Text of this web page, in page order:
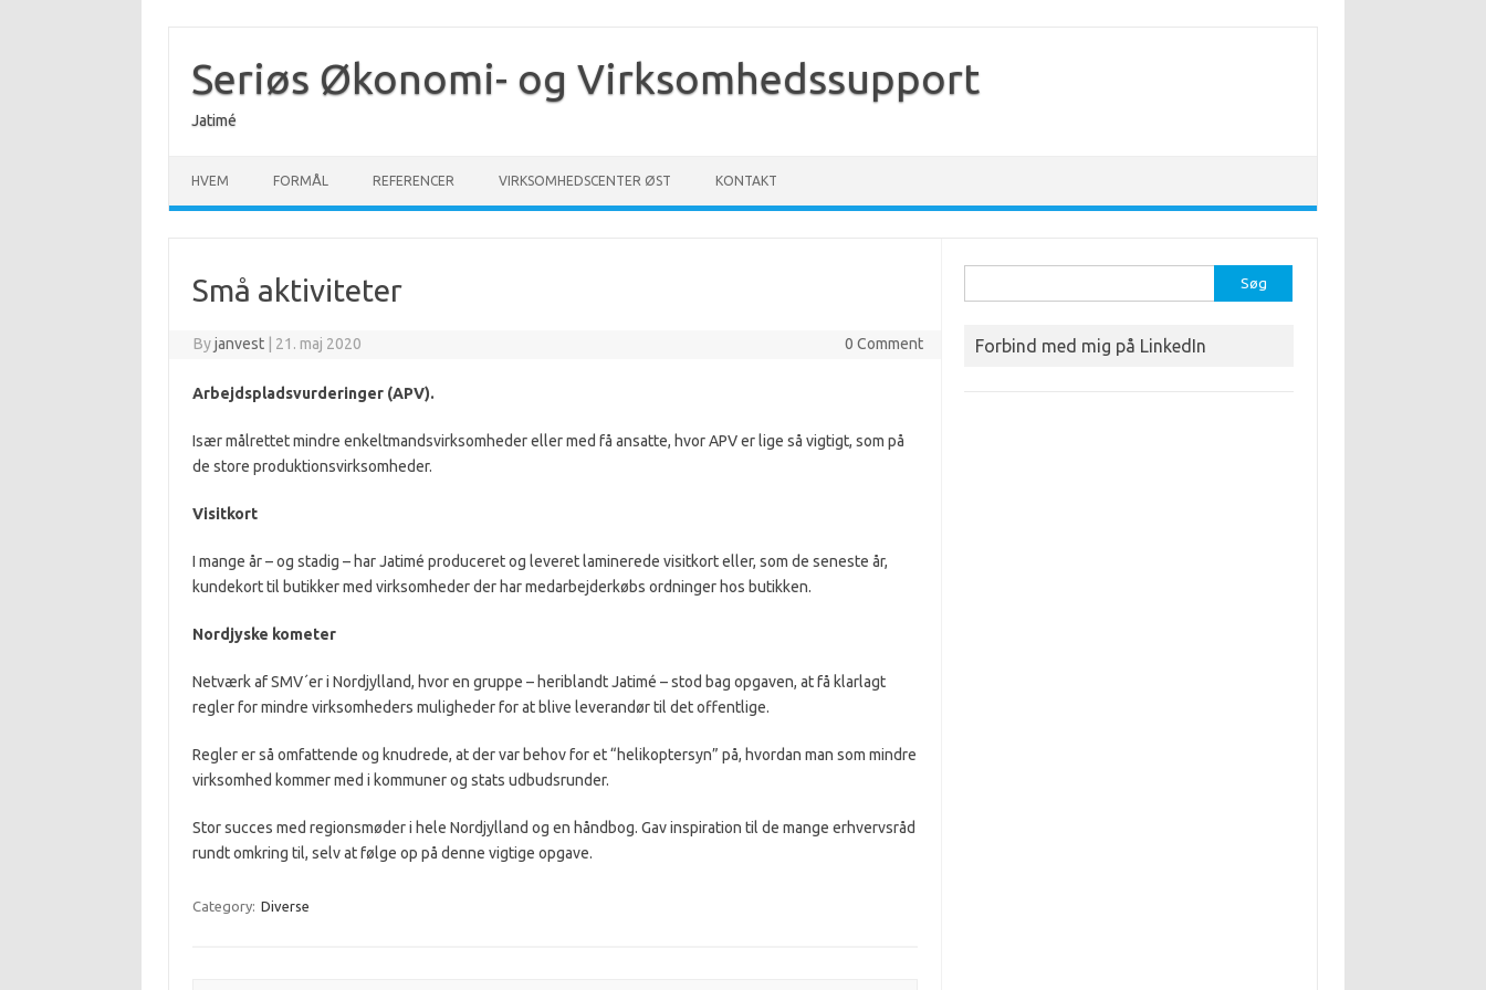
contentSeriøs Økonomi- og Virksomhedssupport
Jatimé
HVEM FORMÅL REFERENCER VIRKSOMHEDSCENTER ØST KONTAKT
Små aktiviteter
Byjanvest 21. maj 2020 0 Comment
Arbejdspladsvurderinger (APV).
Især målrettet mindre enkeltmandsvirksomheder eller med få ansatte, hvor APV er lige så vigtigt, som på
de store produktionsvirksomheder.
Visitkort
I mange år – og stadig – har Jatimé produceret og leveret laminerede visitkort eller, som de seneste år,
kundekort til butikker med virksomheder der har medarbejderkøbs ordninger hos butikken.
Nordjyske kometer
Netværk af SMV´er i Nordjylland, hvor en gruppe – heriblandt Jatimé – stod bag opgaven, at få klarlagt
regler for mindre virksomheders muligheder for at blive leverandør til det offentlige.
Regler er så omfattende og knudrede, at der var behov for et “helikoptersyn” på, hvordan man som mindre
virksomhed kommer med i kommuner og stats udbudsrunder.
Stor succes med regionsmøder i hele Nordjylland og en håndbog. Gav inspiration til de mange erhvervsråd
rundt omkring til, selv at følge op på denne vigtige opgave.
Category: Diverse
efter:
Forbind med mig på LinkedIn